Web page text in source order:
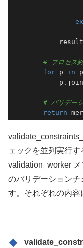
# プロセス
for p in
# バリデー
return
ェックを並列実行す
validation_worker
のバリデーション
す。それぞれの内容